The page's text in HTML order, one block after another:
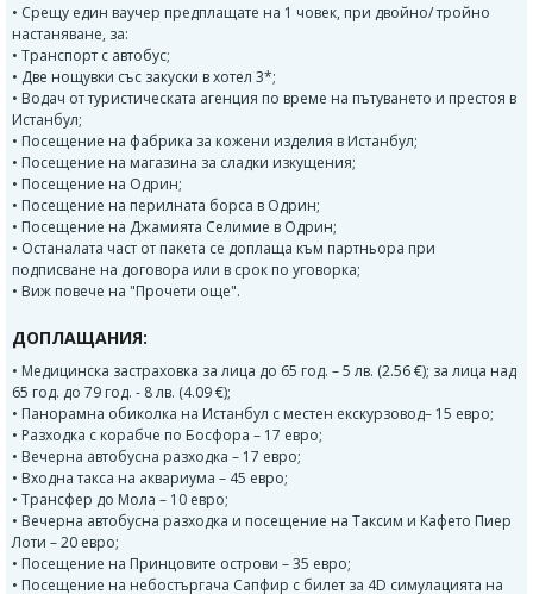
• Срещу един ваучер предплащате на 1 човек, при двойно/ тройно
настаняване, за:
• Транспорт с автобус;
• Две нощувки със закуски в хотел 3*;
• Водач от туристическата агенция по време на пътуването и престоя в
Истанбул;
• Посещение на фабрика за кожени изделия в Истанбул;
• Посещение на магазина за сладки изкущения;
• Посещение на Одрин;
• Посещение на перилната борса в Одрин;
• Посещение на Джамията Селимие в Одрин;
• Останалата част от пакета се доплаща към партньора при
подписване на договора или в срок по уговорка;
• Виж повече на "Прочети още".
ДОПЛАЩАНИЯ:
• Медицинска застраховка за лица до 65 год. – 5 лв. (2.56 €); за лица над
65 год. до 79 год. - 8 лв. (4.09 €);
• Панорамна обиколка на Истанбул с местен екскурзовод– 15 евро;
• Разходка с корабче по Босфора – 17 eвро;
• Вечерна автобусна разходка – 17 евро;
• Входна такса на аквариума – 45 евро;
• Трансфер до Мола – 10 евро;
• Вечерна автобусна разходка и посещение на Таксим и Кафето Пиер
Лоти – 20 евро;
• Посещение на Принцовите острови – 35 евро;
• Посещение на небостъргача Сапфир с билет за 4D симулацията на